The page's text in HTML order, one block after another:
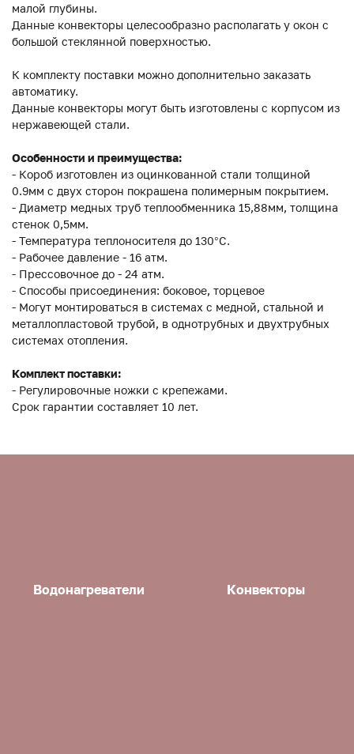
малой глубины.
Данные конвекторы целесообразно располагать у окон с
большой стеклянной поверхностью.
К комплекту поставки можно дополнительно заказать
автоматику.
Данные конвекторы могут быть изготовлены с корпусом из
нержавеющей стали.
Особенности и преимущества:
- Короб изготовлен из оцинкованной стали толщиной
0.9мм с двух сторон покрашена полимерным покрытием.
- Диаметр медных труб теплообменника 15,88мм, толщина
стенок 0,5мм.
- Температура теплоносителя до 130°C.
- Рабочее давление - 16 атм.
- Прессовочное до - 24 атм.
- Способы присоединения: боковое, торцевое
- Могут монтироваться в системах с медной, стальной и
металлопластовой трубой, в однотрубных и двухтрубных
системах отопления.
Комплект поставки:
- Регулировочные ножки с крепежами.
Срок гарантии составляет 10 лет.
Водонагреватели Конвекторы